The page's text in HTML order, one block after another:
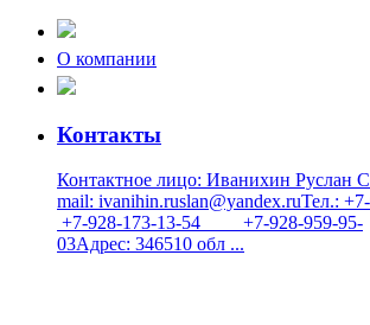
О компании
Контакты
Контактное лицо: Иванихин Руслан
mail: ivanihin.ruslan@yandex.ruТел.:
+7-928-173-13-54 +7-928-959-95-
03Адрес: 346510 обл ...